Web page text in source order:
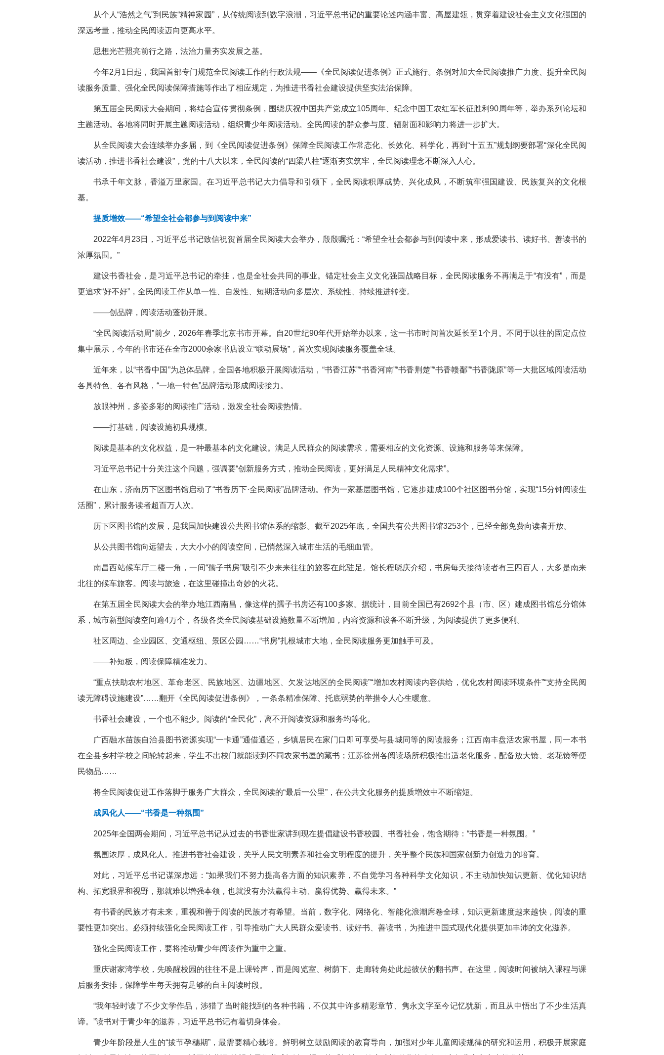
从个人“浩然之气”到民族“精神家园”，从传统阅读到数字浪潮，习近平总书记的重要论述内涵丰富、高屋建瓴，贯穿着建设社会主义文化强国的
深远考量，推动全民阅读迈向更高水平。
思想光芒照亮前行之路，法治力量夯实发展之基。
今年2月1日起，我国首部专门规范全民阅读工作的行政法规——《全民阅读促进条例》正式施行。条例对加大全民阅读推广力度、提升全民阅
读服务质量、强化全民阅读保障措施等作出了相应规定，为推进书香社会建设提供坚实法治保障。
第五届全民阅读大会期间，将结合宣传贯彻条例，围绕庆祝中国共产党成立105周年、纪念中国工农红军长征胜利90周年等，举办系列论坛和
主题活动。各地将同时开展主题阅读活动，组织青少年阅读活动。全民阅读的群众参与度、辐射面和影响力将进一步扩大。
从全民阅读大会连续举办多届，到《全民阅读促进条例》保障全民阅读工作常态化、长效化、科学化，再到“十五五”规划纲要部署“深化全民阅
读活动，推进书香社会建设”，党的十八大以来，全民阅读的“四梁八柱”逐渐夯实筑牢，全民阅读理念不断深入人心。
书承千年文脉，香溢万里家国。在习近平总书记大力倡导和引领下，全民阅读积厚成势、兴化成风，不断筑牢强国建设、民族复兴的文化根
基。
提质增效——“希望全社会都参与到阅读中来”
2022年4月23日，习近平总书记致信祝贺首届全民阅读大会举办，殷殷嘱托：“希望全社会都参与到阅读中来，形成爱读书、读好书、善读书的
浓厚氛围。”
建设书香社会，是习近平总书记的牵挂，也是全社会共同的事业。锚定社会主义文化强国战略目标，全民阅读服务不再满足于“有没有”，而是
更追求“好不好”，全民阅读工作从单一性、自发性、短期活动向多层次、系统性、持续推进转变。
——创品牌，阅读活动蓬勃开展。
“全民阅读活动周”前夕，2026年春季北京书市开幕。自20世纪90年代开始举办以来，这一书市时间首次延长至1个月。不同于以往的固定点位
集中展示，今年的书市还在全市2000余家书店设立“联动展场”，首次实现阅读服务覆盖全域。
近年来，以“书香中国”为总体品牌，全国各地积极开展阅读活动，“书香江苏”“书香河南”“书香荆楚”“书香赣鄱”“书香陇原”等一大批区域阅读活动
各具特色、各有风格，“一地一特色”品牌活动形成阅读接力。
放眼神州，多姿多彩的阅读推广活动，激发全社会阅读热情。
——打基础，阅读设施初具规模。
阅读是基本的文化权益，是一种最基本的文化建设。满足人民群众的阅读需求，需要相应的文化资源、设施和服务等来保障。
习近平总书记十分关注这个问题，强调要“创新服务方式，推动全民阅读，更好满足人民精神文化需求”。
在山东，济南历下区图书馆启动了“书香历下·全民阅读”品牌活动。作为一家基层图书馆，它逐步建成100个社区图书分馆，实现“15分钟阅读生
活圈”，累计服务读者超百万人次。
历下区图书馆的发展，是我国加快建设公共图书馆体系的缩影。截至2025年底，全国共有公共图书馆3253个，已经全部免费向读者开放。
从公共图书馆向远望去，大大小小的阅读空间，已悄然深入城市生活的毛细血管。
南昌西站候车厅二楼一角，一间“孺子书房”吸引不少来来往往的旅客在此驻足。馆长程晓庆介绍，书房每天接待读者有三四百人，大多是南来
北往的候车旅客。阅读与旅途，在这里碰撞出奇妙的火花。
在第五届全民阅读大会的举办地江西南昌，像这样的孺子书房还有100多家。据统计，目前全国已有2692个县（市、区）建成图书馆总分馆体
系，城市新型阅读空间逾4万个，各级各类全民阅读基础设施数量不断增加，内容资源和设备不断升级，为阅读提供了更多便利。
社区周边、企业园区、交通枢纽、景区公园……“书房”扎根城市大地，全民阅读服务更加触手可及。
——补短板，阅读保障精准发力。
“重点扶助农村地区、革命老区、民族地区、边疆地区、欠发达地区的全民阅读”“增加农村阅读内容供给，优化农村阅读环境条件”“支持全民阅
读无障碍设施建设”……翻开《全民阅读促进条例》，一条条精准保障、托底弱势的举措令人心生暖意。
书香社会建设，一个也不能少。阅读的“全民化”，离不开阅读资源和服务均等化。
广西融水苗族自治县图书资源实现“一卡通”通借通还，乡镇居民在家门口即可享受与县城同等的阅读服务；江西南丰盘活农家书屋，同一本书
在全县乡村学校之间轮转起来，学生不出校门就能读到不同农家书屋的藏书；江苏徐州各阅读场所积极推出适老化服务，配备放大镜、老花镜等便
民物品……
将全民阅读促进工作落脚于服务广大群众，全民阅读的“最后一公里”，在公共文化服务的提质增效中不断缩短。
成风化人——“书香是一种氛围”
2025年全国两会期间，习近平总书记从过去的书香世家讲到现在提倡建设书香校园、书香社会，饱含期待：“书香是一种氛围。”
氛围浓厚，成风化人。推进书香社会建设，关乎人民文明素养和社会文明程度的提升，关乎整个民族和国家创新力创造力的培育。
对此，习近平总书记谋深虑远：“如果我们不努力提高各方面的知识素养，不自觉学习各种科学文化知识，不主动加快知识更新、优化知识结
构、拓宽眼界和视野，那就难以增强本领，也就没有办法赢得主动、赢得优势、赢得未来。”
有书香的民族才有未来，重视和善于阅读的民族才有希望。当前，数字化、网络化、智能化浪潮席卷全球，知识更新速度越来越快，阅读的重
要性更加突出。必须持续强化全民阅读工作，引导推动广大人民群众爱读书、读好书、善读书，为推进中国式现代化提供更加丰沛的文化滋养。
强化全民阅读工作，要将推动青少年阅读作为重中之重。
重庆谢家湾学校，先唤醒校园的往往不是上课铃声，而是阅览室、树荫下、走廊转角处此起彼伏的翻书声。在这里，阅读时间被纳入课程与课
后服务安排，保障学生每天拥有足够的自主阅读时段。
“我年轻时读了不少文学作品，涉猎了当时能找到的各种书籍，不仅其中许多精彩章节、隽永文字至今记忆犹新，而且从中悟出了不少生活真
谛。”读书对于青少年的滋养，习近平总书记有着切身体会。
青少年阶段是人生的“拔节孕穗期”，最需要精心栽培。鲜明树立鼓励阅读的教育导向，加强对少年儿童阅读规律的研究和运用，积极开展家庭